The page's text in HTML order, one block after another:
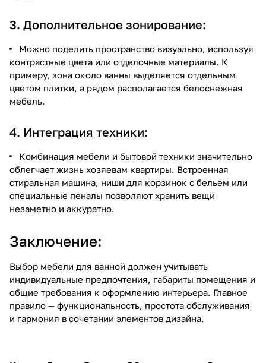
3. Дополнительное зонирование:
Можно поделить пространство визуально, используя
контрастные цвета или отделочные материалы. К
примеру, зона около ванны выделяется отдельным
цветом плитки, а рядом располагается белоснежная
мебель.
4. Интеграция техники:
Комбинация мебели и бытовой техники значительно
облегчает жизнь хозяевам квартиры. Встроенная
стиральная машина, ниши для корзинок с бельем или
специальные пеналы позволяют хранить вещи
незаметно и аккуратно.
Заключение:
Выбор мебели для ванной должен учитывать
индивидуальные предпочтения, габариты помещения и
общие требования к оформлению интерьера. Главное
правило — функциональность, простота обслуживания
и гармония в сочетании элементов дизайна.